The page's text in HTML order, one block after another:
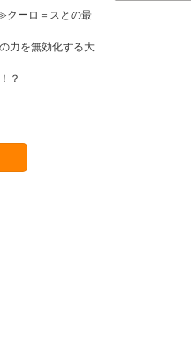
クーロ＝スとの最
力を無効化する大
？